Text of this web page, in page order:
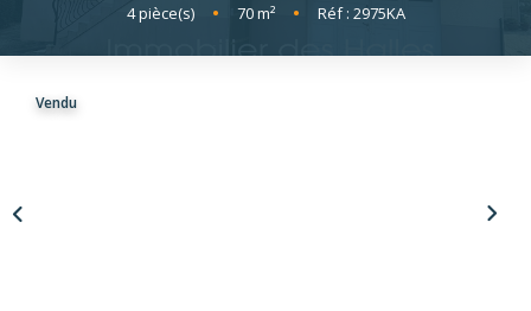
4pièce(s) • 70m² • Réf : 2975KA
Vendu